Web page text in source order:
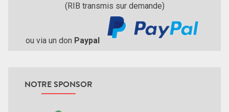
(RIB transmis sur demande)
ou via un don Paypal
NOTRE SPONSOR